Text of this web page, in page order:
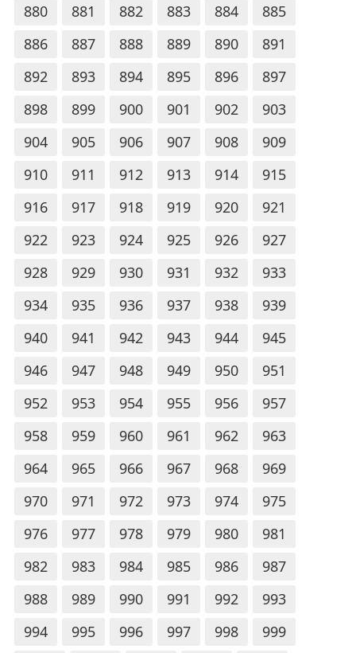
880
881 882 883 884
885
886
887 888 889 890
891
892
893 894 895 896
897
898
899 900 901 902
903
904
905 906 907 908
909
910
911 912 913 914
915
916
917 918 919 920
921
922
923 924 925 926
927
928
929 930 931 932
933
934
935 936 937 938
939
940
941 942 943 944
945
946
947 948 949 950
951
952
953 954 955 956
957
958
959 960 961 962
963
964
965 966 967 968
969
970
971 972 973 974
975
976
977 978 979 980
981
982
983 984 985 986
987
988
989 990 991 992
993
994
995 996 997 998 999